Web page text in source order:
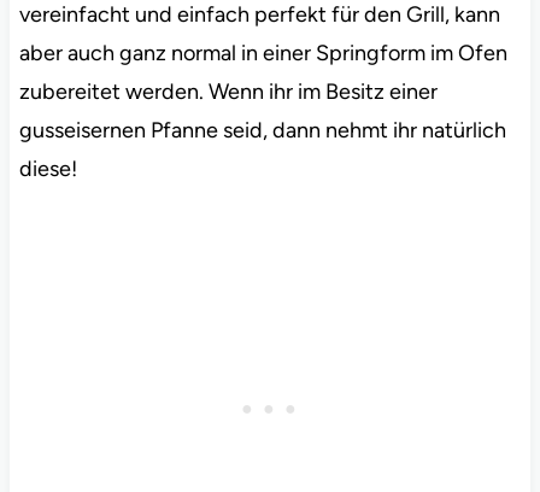
vereinfacht und einfach perfekt für den Grill, kann
aber auch ganz normal in einer Springform im Ofen
zubereitet werden. Wenn ihr im Besitz einer
gusseisernen Pfanne seid, dann nehmt ihr natürlich
diese!